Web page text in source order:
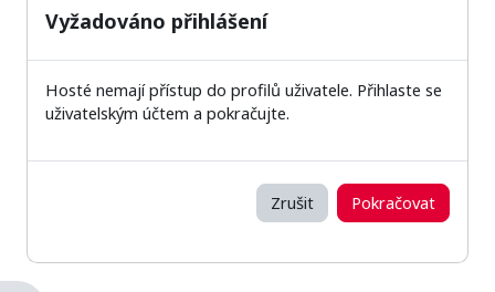
Vyžadováno přihlášení
Hosté nemají přístup do profilů uživatele. Přihlaste se
uživatelským účtem a pokračujte.
Zrušit Pokračovat